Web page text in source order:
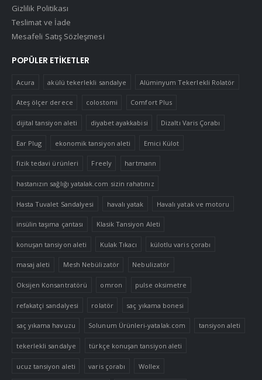
Gizlilik Politikası
Teslimat ve İade
Mesafeli Satış Sözleşmesi
POPÜLER ETIKETLER
Acura akülü tekerlekli sandalye Alüminyum Tekerlekli Rolatör
Ateş ölçer derece colostomi Comfort Plus
dijital tansiyon aleti diyabet ayakkabisi Dizaltı Varis Çorabı
Ear Plug ekonomik tansiyon aleti Emici Külot
fizik tedavi ürünleri Freely hartmann
hastanızın sağlığı yatalak.com sizin rahatınız
Hasta Tuvalet Sandalyesi havalı yatak Havalı yatak ve motoru
insülin taşıma çantası Klasik Tansiyon Aleti
konuşan tansiyon aleti Kulak Tıkacı külotlu varis çorabı
masaj aleti Mesh Nebülizatör Nebulizatör
Oksijen Konsantratörü omron pulse oksimetre
refakatçi sandalyesi rolatör saç yıkama bonesi
saç yıkama havuzu Solunum Ürünleri-yatalak.com tansiyon aleti
tekerlekli sandalye türkçe konuşan tansiyon aleti
ucuz tansiyon aleti varis çorabı Wollex